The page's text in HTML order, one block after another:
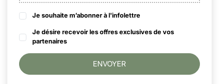
Je souhaite m’abonner à l'infolettre
Je désire recevoir les offres exclusives de vos
partenaires
ENVOYER